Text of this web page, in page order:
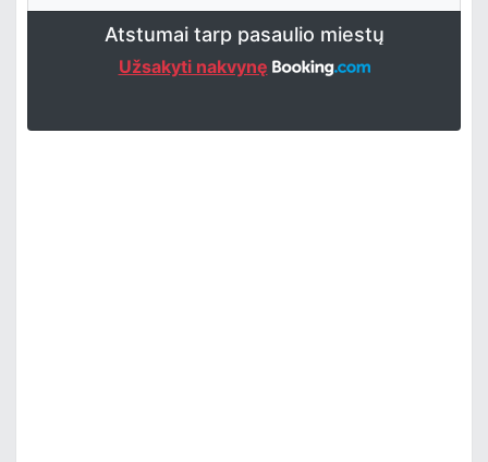
Atstumai tarp pasaulio miestų
Užsakyti nakvynę